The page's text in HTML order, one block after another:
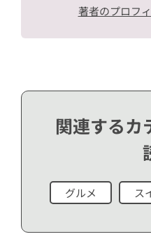
著者のプロフ
関連するカ
グルメ ス